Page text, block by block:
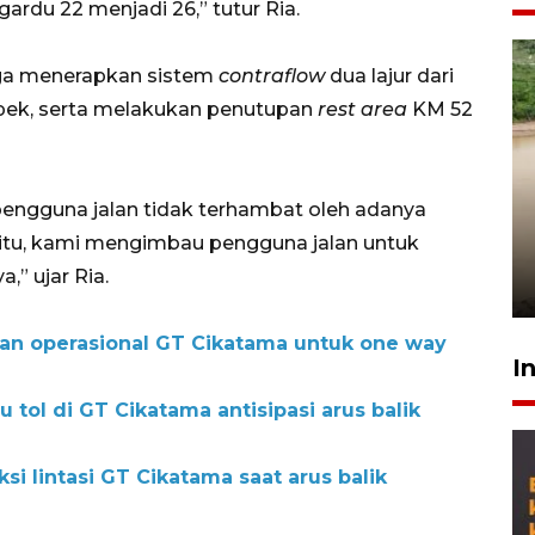
22 menjadi 26,” tutur Ria.
menerapkan sistem contraflowdua lajur dari
serta melakukan penutupan rest area KM 52
jalan tidak terhambat oleh adanya
kami mengimbau pengguna jalan untuk
ujar Ria.
operasional GT Cikatama untuk one way
tol di GT Cikatama antisipasi arus balik
lintasi GT Cikatama saat arus balik
Gabung Persebaya, striker
timnas Ramadhan Sananta
kembali asah naluri